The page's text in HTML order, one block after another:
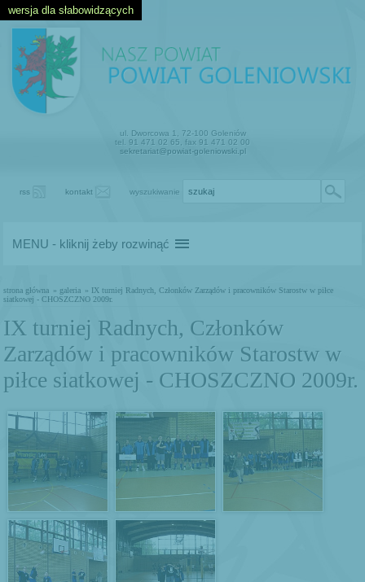
wersja dla słabowidzących
ul. Dworcowa 1, 72-100 Goleniów
tel. 91 471 02 65, fax 91 471 02 00
sekretariat@powiat-goleniowski.pl
rss kontakt wyszukiwanie
MENU - kliknij żeby rozwinąć
strona główna » galeria » IX turniej Radnych, Członków Zarządów i pracowników Starostw w piłce
siatkowej - CHOSZCZNO 2009r.
IX turniej Radnych, Członków
Zarządów i pracowników Starostw w
piłce siatkowej - CHOSZCZNO 2009r.